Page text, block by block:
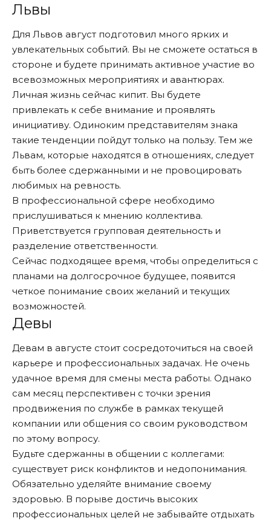
Львы
Для Львов август подготовил много ярких и
увлекательных событий. Вы не сможете остаться в
стороне и будете принимать активное участие во
всевозможных мероприятиях и авантюрах.
Личная жизнь сейчас кипит. Вы будете
привлекать к себе внимание и проявлять
инициативу. Одиноким представителям знака
такие тенденции пойдут только на пользу. Тем же
Львам, которые находятся в отношениях, следует
быть более сдержанными и не провоцировать
любимых на ревность.
В профессиональной сфере необходимо
прислушиваться к мнению коллектива.
Приветствуется групповая деятельность и
разделение ответственности.
Сейчас подходящее время, чтобы определиться с
планами на долгосрочное будущее, появится
четкое понимание своих желаний и текущих
возможностей.
Девы
Девам в августе стоит сосредоточиться на своей
карьере и профессиональных задачах. Не очень
удачное время для смены места работы. Однако
сам месяц перспективен с точки зрения
продвижения по службе в рамках текущей
компании или общения со своим руководством
по этому вопросу.
Будьте сдержанны в общении с коллегами:
существует риск конфликтов и недопонимания.
Обязательно уделяйте внимание своему
здоровью. В порыве достичь высоких
профессиональных целей не забывайте отдыхать